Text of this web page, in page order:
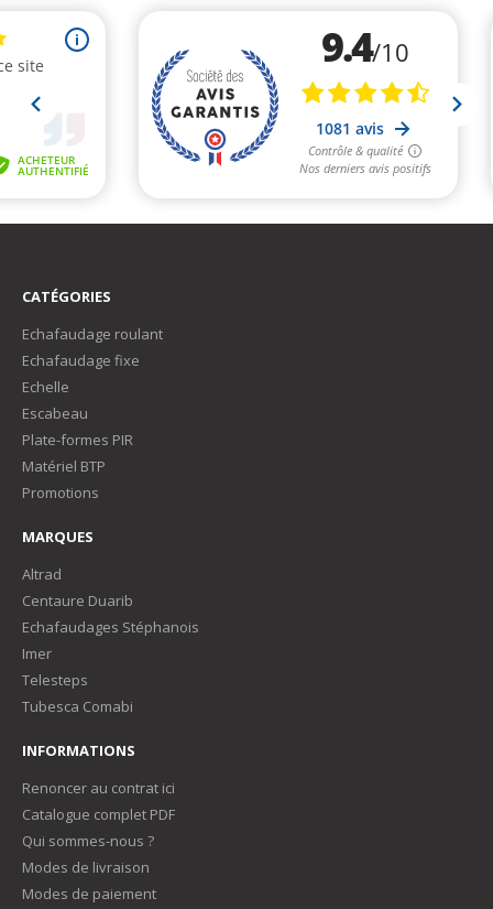
CATÉGORIES
Echafaudage roulant
Echafaudage fixe
Echelle
Escabeau
Plate-formes PIR
Matériel BTP
Promotions
MARQUES
Altrad
Centaure Duarib
Echafaudages Stéphanois
Imer
Telesteps
Tubesca Comabi
INFORMATIONS
Renoncer au contrat ici
Catalogue complet PDF
Qui sommes-nous ?
Modes de livraison
Modes de paiement